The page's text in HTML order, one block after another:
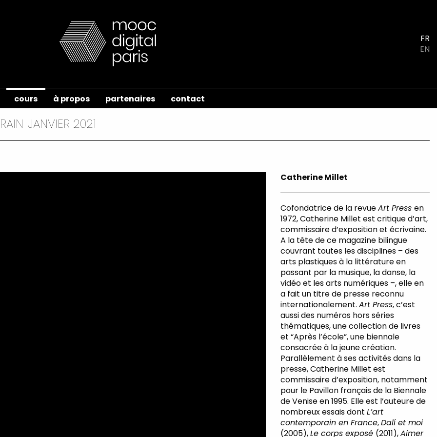
FR
EN
cours à propos partenaires contact
JANVIER 2021
Catherine Millet
Cofondatrice de la revueArt Press en
1972, Catherine Millet est critique d’art,
commissaire d’exposition et écrivaine.
A la tête de ce magazine bilingue
couvrant toutes les disciplines – des
arts plastiques à la littérature en
passant par la musique, la danse, la
vidéo et les arts numériques –, elle en
a fait un titre de presse reconnu
internationalement. Art Press, c’est
aussi des numéros hors séries
thématiques, une collection de livres
et “Après l’école”, une biennale
consacrée à la jeune création.
Parallèlement à ses activités dans la
presse, Catherine Millet est
commissaire d’exposition, notamment
pour le Pavillon français de la Biennale
de Venise en 1995. Elle est l’auteure de
nombreux essais dont L’art
contemporain en France,Dalíet moi
(2005),Le corps exposé (2011),Aimer